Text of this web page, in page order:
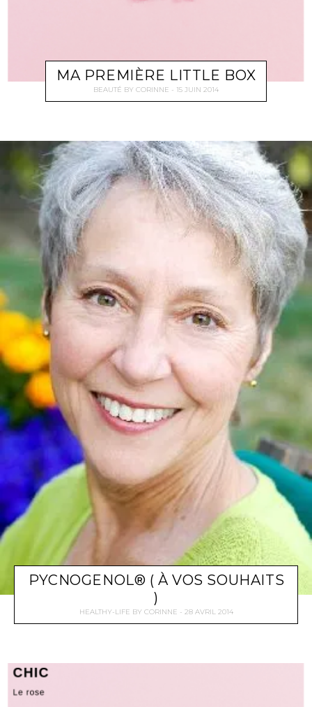
MA PREMIÈRE LITTLE BOX
BEAUTÉ BYCORINNE 15 JUIN 2014
PYCNOGENOL® ( À VOS SOUHAITS
)
HEALTHY-LIFE BY CORINNE 28 AVRIL 2014